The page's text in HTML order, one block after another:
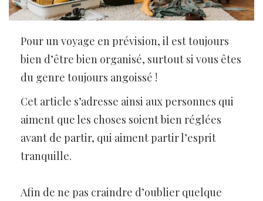
Pour un voyage en prévision, il est toujours
bien d’être bien organisé, surtout si vous êtes
du genre toujours angoissé !
Cet article s’adresse ainsi aux personnes qui
aiment que les choses soient bien réglées
avant de partir, qui aiment partir l’esprit
tranquille.
Afin de ne pas craindre d’oublier quelque